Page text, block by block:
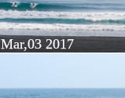
Mar,03 2017